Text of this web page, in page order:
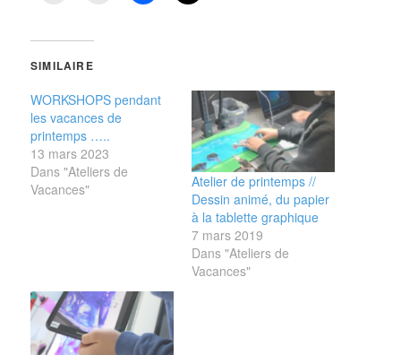
SIMILAIRE
WORKSHOPS pendant
les vacances de
printemps …..
13 mars 2023
Dans "Ateliers de
Vacances"
Atelier de printemps //
Dessin animé, du papier
à la tablette graphique
7 mars 2019
Dans "Ateliers de
Vacances"